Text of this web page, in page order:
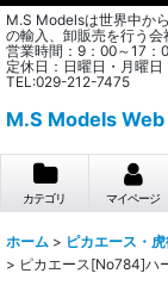
M.S Modelsは世界中か
の輸入、卸販売を行う会
営業時間：9：00～17：
定休日：日曜日・月曜日
TEL:029-212-7475
M.S Models
カテゴリ マイページ
ホーム > ピカエース・
> ピカエース[No784]ハ